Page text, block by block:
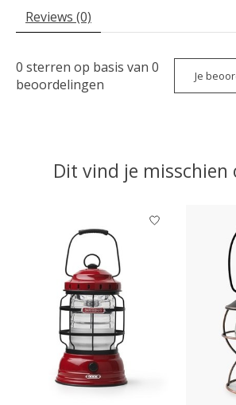
Reviews (0)
0 sterren op basis van 0
beoordelingen
Je
Dit vind je misschien
Items van productcarrousel